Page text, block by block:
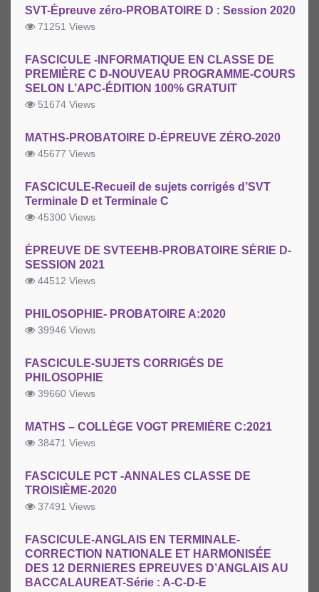
SVT-Épreuve zéro-PROBATOIRE D : Session 2020
71251 Views
FASCICULE -INFORMATIQUE EN CLASSE DE
PREMIÈRE C D-NOUVEAU PROGRAMME-COURS
SELON L’APC-ÉDITION 100% GRATUIT
51674 Views
MATHS-PROBATOIRE D-ÉPREUVE ZÉRO-2020
45677 Views
FASCICULE-Recueil de sujets corrigés d’SVT
Terminale D et Terminale C
45300 Views
ÉPREUVE DE SVTEEHB-PROBATOIRE SÉRIE D-
SESSION 2021
44512 Views
PHILOSOPHIE- PROBATOIRE A:2020
39946 Views
FASCICULE-SUJETS CORRIGÉS DE
PHILOSOPHIE
39660 Views
MATHS – COLLÈGE VOGT PREMIÈRE C:2021
38471 Views
FASCICULE PCT -ANNALES CLASSE DE
TROISIÈME-2020
37491 Views
FASCICULE-ANGLAIS EN TERMINALE-
CORRECTION NATIONALE ET HARMONISÉE
DES 12 DERNIERES EPREUVES D’ANGLAIS AU
BACCALAUREAT-Série : A-C-D-E